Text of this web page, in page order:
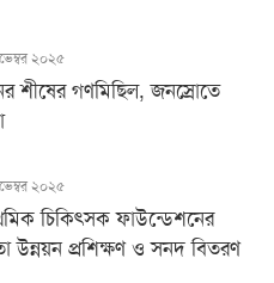
২০২৫
শীষের গণমিছিল, জনস্রোতে
২০২৫
চিকিৎসক ফাউন্ডেশনের
উন্নয়ন প্রশিক্ষণ ও সনদ বিতরণ